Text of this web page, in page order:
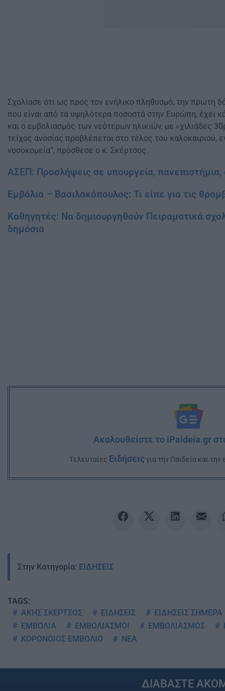
Σχολίασε ότι ως προς τον ενήλικο πληθυσμό, την πρώτη
που είναι από τα υψηλότερα ποσοστά στην Ευρώπη, έχει
και ο εμβολιασμός των νεότερων ηλικιών, με «χιλιάδες
τείχος ανοσίας προβλέπεται στο τέλος του
νοσοκομεία”, πρόσθεσε ο κ. Σκέρτσος.
ΑΣΕΠ: Προσλήψεις σε υπουργεία, πανεπιστήμια,
Εμβόλια – Βασιλακόπουλος: Τι είπε για τις
Καθηγητές: Να δημιουργηθούν Πειραματικά
δημόσια
Ακολουθείστε το iPaideia.gr
Tελευταίες Ειδήσειςγια την Παιδεία και την
Στην Κατηγορία: ΕΙΔΗΣΕΙΣ
TAGS:
ΑΚΗΣ ΣΚΕΡΤΣΟΣ
ΕΙΔΗΣΕΙΣ
ΕΙΔΗΣΕΙΣ ΣΗΜΕΡΑ
ΕΜΒΟΛΙΑ
ΕΜΒΟΛΙΑΣΜΟΙ ΕΜΒΟΛΙΑΣΜΟΣ
ΚΟΡΟΝΟΙΟΣ ΕΜΒΟΛΙΟ
ΝΕΑ
ΔΙΑΒΑΣΤΕ